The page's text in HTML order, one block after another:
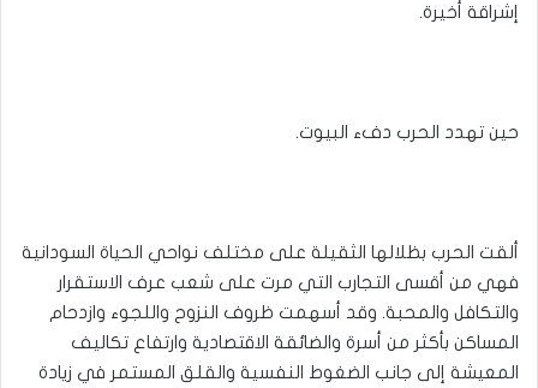
إشراقة أخيرة.
حين تهدد الحرب دفء البيوت.
ألقت الحرب بظلالها الثقيلة على مختلف نواحي الحياة السودانية
فهي من أقسى التجارب التي مرت على شعب عرف الاستقرار
والتكافل والمحبة. وقد أسهمت ظروف النزوح واللجوء وازدحام
المساكن بأكثر من أسرة والضائقة الاقتصادية وارتفاع تكاليف
المعيشة إلى جانب الضغوط النفسية والقلق المستمر في زيادة